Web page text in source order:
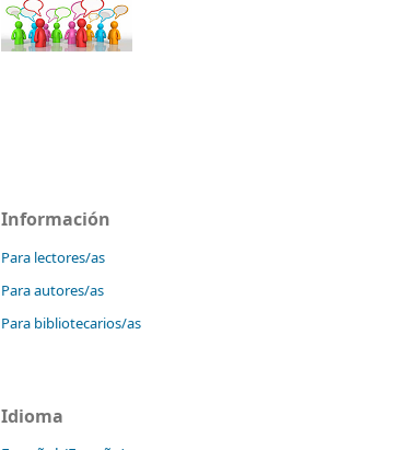
Información
Para lectores/as
Para autores/as
Para bibliotecarios/as
Idioma